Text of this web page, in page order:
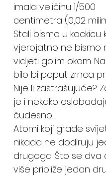
imala veličinu 1/500
centimetra (0,02
Stali bismo u kockicu
vjerojatno ne bismo
vidjeti golim okom.
bilo bi poput zrnca
Nije li zastrašujuće?
je i nekako
čudesno.
Atomi koji grade
nikada ne dodiruju
drugoga. Što se dva
više približe jedan